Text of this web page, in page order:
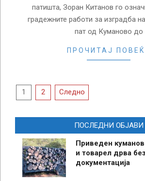
патишта, Зоран Китанов го
градежните работи за изградба
пат од Куманово до
ПРОЧИТАЈ
Posts
1 2 Следно
ПОСЛЕДНИ ОБЈАВИ
Приведен
и товарел дрва без
документација